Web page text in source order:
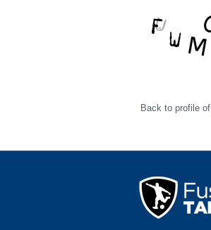
Back to profile of